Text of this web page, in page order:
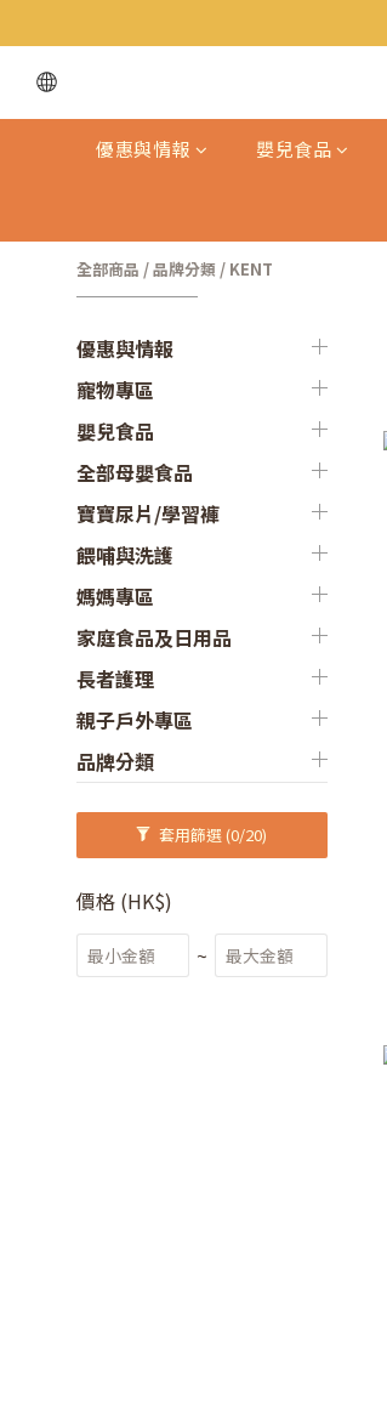
優惠與情報 嬰兒食品
全部商品 /品牌分類 / KENT
優惠與情報
寵物專區
嬰兒食品
全部母嬰食品
寶寶尿片/學習褲
餵哺與洗護
媽媽專區
家庭食品及日用品
長者護理
親子戶外專區
品牌分類
套用篩選(0/20)
價格 (HK$)
~